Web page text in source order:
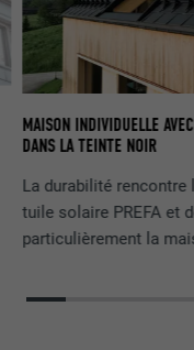
MAISON INDIVIDUELLE
DANS LA TEINTE NOIR
La durabilité
tuile solaire PREFA et
particulièrement la